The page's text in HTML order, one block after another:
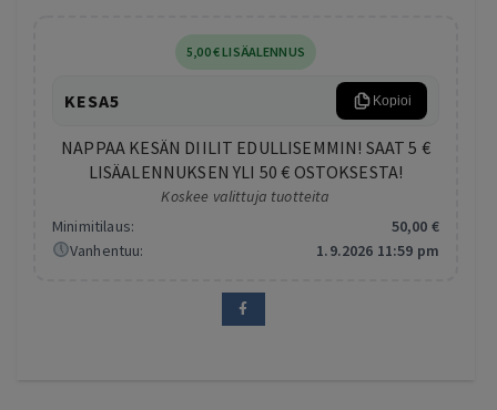
5,00€LISÄALENNUS
KESA5 Kopioi
NAPPAA KESÄN DIILIT EDULLISEMMIN! SAAT 5 €
LISÄALENNUKSEN YLI 50 € OSTOKSESTA!
Koskee valittuja tuotteita
Minimitilaus:
50,00 €
Vanhentuu:
1.9.2026 11:59 pm